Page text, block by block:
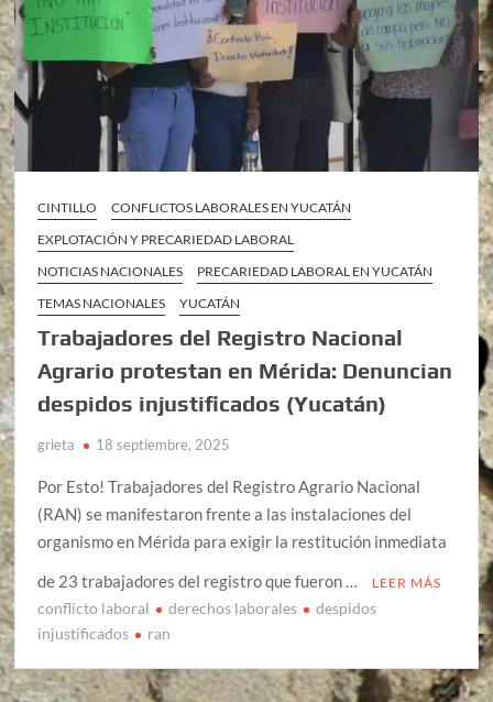
CINTILLO
CONFLICTOS LABORALES EN YUCATÁN
EXPLOTACIÓN Y PRECARIEDAD LABORAL
NOTICIAS NACIONALES
PRECARIEDAD LABORAL EN YUCATÁN
TEMAS NACIONALES
YUCATÁN
Trabajadores del Registro Nacional
Agrario protestan en Mérida: Denuncian
despidos injustificados (Yucatán)
grieta 18 septiembre, 2025
Por Esto! Trabajadores del Registro Agrario Nacional
(RAN) se manifestaron frente a las instalaciones del
organismo en Mérida para exigir la restitución inmediata
de 23 trabajadores del registro que fueron …
LEER MÁS
conflicto laboral derechos laborales
despidos
injustificados
ran